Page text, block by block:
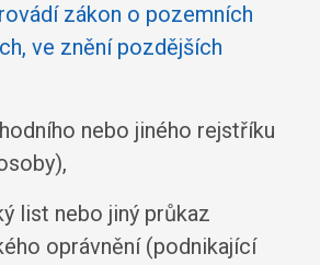
zákon o pozemních
ve znění pozdějších
nebo jiného rejstříku
list nebo jiný průkaz
oprávnění (podnikající